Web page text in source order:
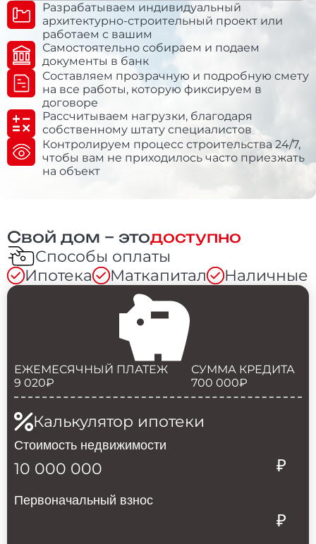
Разрабатываем индивидуальный
архитектурно-строительный проект или
работаем с вашим
Самостоятельно собираем и подаем
документы в банк
Составляем прозрачную и подробную смету
на все работы, которую фиксируем в
договоре
Рассчитываем нагрузки, благодаря
собственному штату специалистов
Контролируем процесс строительства 24/7,
чтобы вам не приходилось часто приезжать
на объект
Свой дом – этодоступно
Способы оплаты
Ипотека
Маткапитал Наличные
ЕЖЕМЕСЯЧНЫЙ ПЛАТЕЖ
9 020₽
СУММА КРЕДИТА
700 000₽
Калькулятор ипотеки
Стоимость недвижимости
₽
Первоначальный взнос
₽